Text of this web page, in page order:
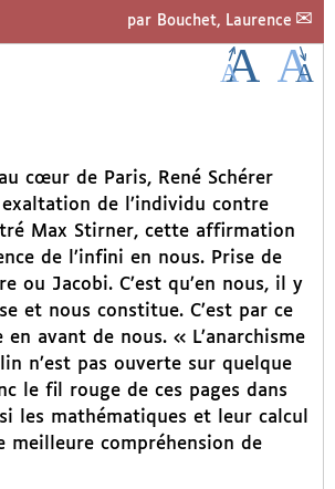
par Bouchet, Laurence
cœur de Paris, René Schérer
de l’individu contre
Max Stirner, cette affirmation
de l’infini en nous. Prise de
ou Jacobi. C’est qu’en nous, il y
et nous constitue. C’est par ce
avant de nous. « L’anarchisme
n’est pas ouverte sur quelque
le fil rouge de ces pages dans
les mathématiques et leur calcul
compréhension de